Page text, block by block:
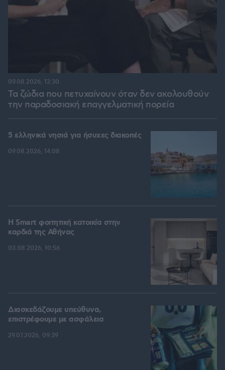
Τα ζώδια που πετυχαίνουν όταν δεν ακολουθούν
την παραδοσιακή επαγγελματική πορεία
09.08.2026, 12:30
5 ελληνικά νησιά για ήσυχες διακοπές
09.08.2026, 14:08
Η Smart φοιτητική κατοικία στην
καρδιά της Αθήνας
03.08.2026, 10:56
Διασκεδάζουμε υπεύθυνα,
επιστρέφουμε με ασφάλεια
29.07.2026, 09:39